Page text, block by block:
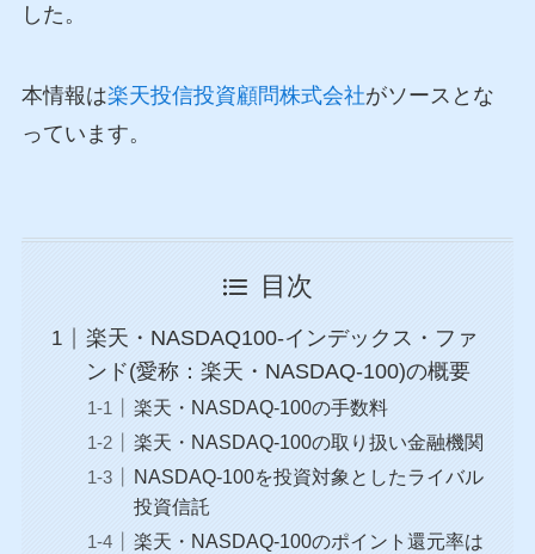
した。
本情報は楽天投信投資顧問株式会社がソースとな
っています。
目次
楽天・NASDAQ100-インデックス・ファ
ンド(愛称：楽天・NASDAQ-100)の概要
楽天・NASDAQ-100の手数料
楽天・NASDAQ-100の取り扱い金融機関
NASDAQ-100を投資対象としたライバル
投資信託
楽天・NASDAQ-100のポイント還元率は